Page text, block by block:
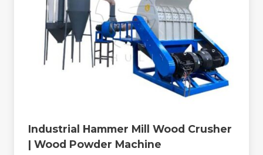
Industrial Hammer Mill Wood Crusher
| Wood Powder Machine